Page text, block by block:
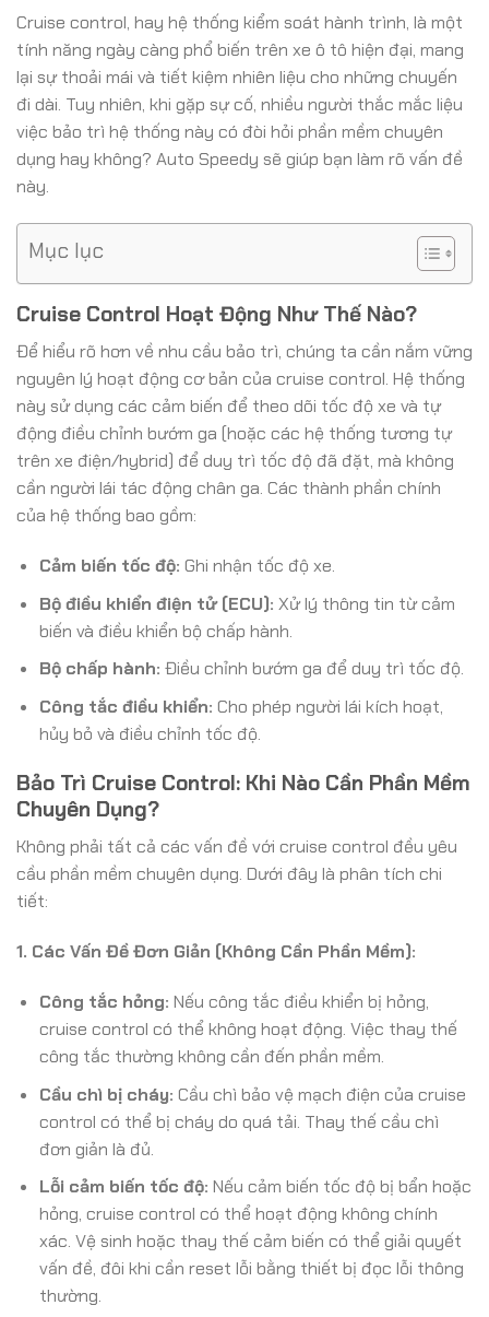
Cruise control, hay hệ thống kiểm soát hành trình, là một
tính năng ngày càng phổ biến trên xe ô tô hiện đại, mang
lại sự thoải mái và tiết kiệm nhiên liệu cho những chuyến
đi dài. Tuy nhiên, khi gặp sự cố, nhiều người thắc mắc liệu
việc bảo trì hệ thống này có đòi hỏi phần mềm chuyên
dụng hay không? Auto Speedy sẽ giúp bạn làm rõ vấn đề
này.
Mục lục
Cruise Control Hoạt Động Như Thế Nào?
Để hiểu rõ hơn về nhu cầu bảo trì, chúng ta cần nắm vững
nguyên lý hoạt động cơ bản của cruise control. Hệ thống
này sử dụng các cảm biến để theo dõi tốc độ xe và tự
động điều chỉnh bướm ga (hoặc các hệ thống tương tự
trên xe điện/hybrid) để duy trì tốc độ đã đặt, mà không
cần người lái tác động chân ga. Các thành phần chính
của hệ thống bao gồm:
Cảm biến tốc độ: Ghi nhận tốc độ xe.
Bộ điều khiển điện tử (ECU): Xử lý thông tin từ cảm
biến và điều khiển bộ chấp hành.
Bộ chấp hành: Điều chỉnh bướm ga để duy trì tốc độ.
Công tắc điều khiển: Cho phép người lái kích hoạt,
hủy bỏ và điều chỉnh tốc độ.
Bảo Trì Cruise Control: Khi Nào Cần Phần Mềm
Chuyên Dụng?
Không phải tất cả các vấn đề với cruise control đều yêu
cầu phần mềm chuyên dụng. Dưới đây là phân tích chi
tiết:
1. Các Vấn Đề Đơn Giản (Không Cần Phần Mềm):
Công tắc hỏng: Nếu công tắc điều khiển bị hỏng,
cruise control có thể không hoạt động. Việc thay thế
công tắc thường không cần đến phần mềm.
Cầu chì bị cháy: Cầu chì bảo vệ mạch điện của cruise
control có thể bị cháy do quá tải. Thay thế cầu chì
đơn giản là đủ.
Lỗi cảm biến tốc độ: Nếu cảm biến tốc độ bị bẩn hoặc
hỏng, cruise control có thể hoạt động không chính
xác. Vệ sinh hoặc thay thế cảm biến có thể giải quyết
vấn đề, đôi khi cần reset lỗi bằng thiết bị đọc lỗi thông
thường.